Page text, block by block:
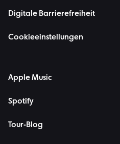
Digitale Barrierefreiheit
Cookieeinstellungen
Apple Music
Spotify
Tour-Blog